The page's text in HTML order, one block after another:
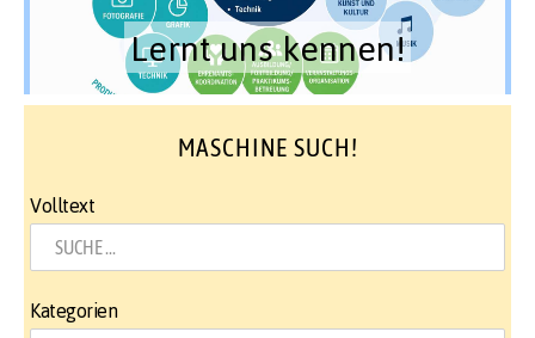
Lernt uns kennen!
MASCHINE SUCH!
Volltext
Kategorien